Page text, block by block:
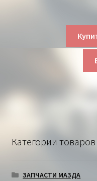
Категории товаров
ЗАПЧАСТИ МАЗДА